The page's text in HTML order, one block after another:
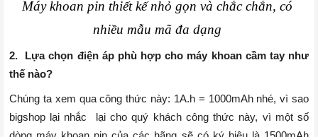
Máy khoan pin thiết kế nhỏ gọn và chắc chắn, có
nhiều mẫu mã đa dạng
2.
Lựa chọn điện áp phù hợp cho máy khoan cầm tay như
thế nào?
Chúng ta xem qua công thức này: 1A.h = 1000mAh nhé, vì sao
bigshop lại nhắc lại cho quý khách công thức này, vì một số